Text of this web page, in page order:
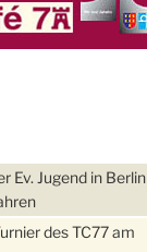
Ev. Jugend in Berlin
des TC77 am